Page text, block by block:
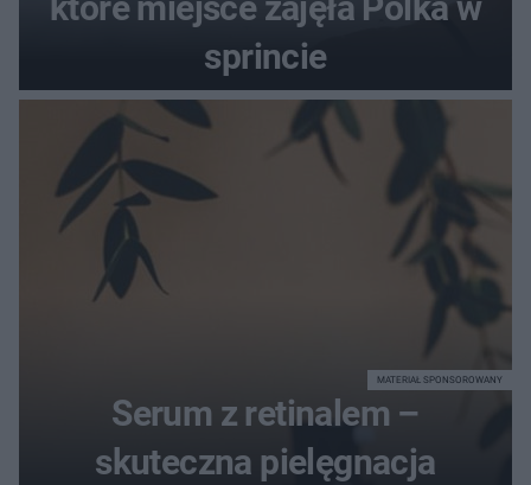
sprincie
Serum z retinalem –
skuteczna pielęgnacja
MATERIAŁ SPONSOROWANY